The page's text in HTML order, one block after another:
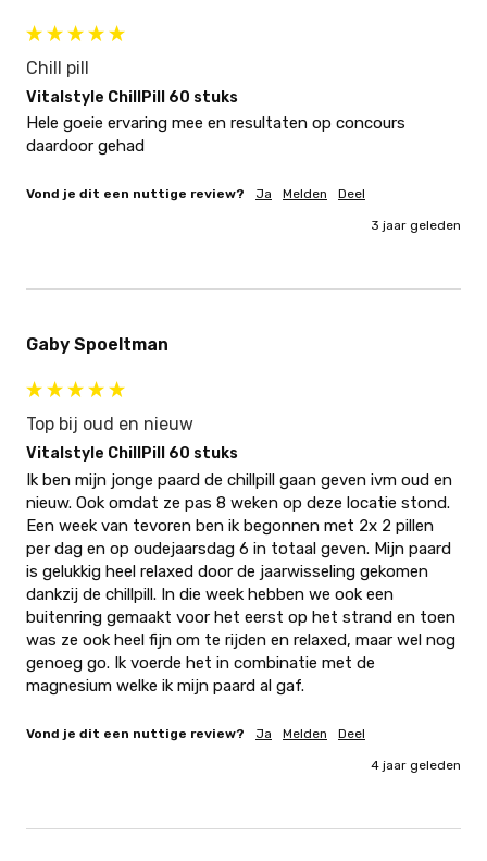
Chill pill
Vitalstyle ChillPill 60 stuks
Hele goeie ervaring mee en resultaten op concours
daardoor gehad
Vond je dit een nuttige review? Ja Melden Deel
3 jaar geleden
Gaby Spoeltman
Top bij oud en nieuw
Vitalstyle ChillPill 60 stuks
Ik ben mijn jonge paard de chillpill gaan geven ivm oud en
nieuw. Ook omdat ze pas 8 weken op deze locatie stond.
Een week van tevoren ben ik begonnen met 2x 2 pillen
per dag en op oudejaarsdag 6 in totaal geven. Mijn paard
is gelukkig heel relaxed door de jaarwisseling gekomen
dankzij de chillpill. In die week hebben we ook een
buitenring gemaakt voor het eerst op het strand en toen
was ze ook heel fijn om te rijden en relaxed, maar wel nog
genoeg go. Ik voerde het in combinatie met de
magnesium welke ik mijn paard al gaf.
Vond je dit een nuttige review? Ja Melden Deel
4 jaar geleden